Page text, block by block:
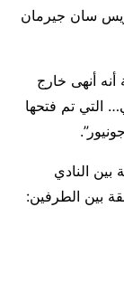
سان جيرمان
أنه أنهى خارج
التي تم فتحها
بين النادي
بين الطرفين: